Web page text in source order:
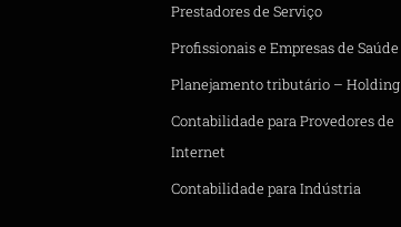
Prestadores de Serviço
Profissionais e Empresas de Saúde
Planejamento tributário – Holding
Contabilidade para Provedores de
Internet
Contabilidade para Indústria